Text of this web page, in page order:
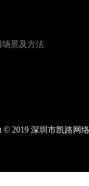
场景及方法
© 2019 深圳市凯路网